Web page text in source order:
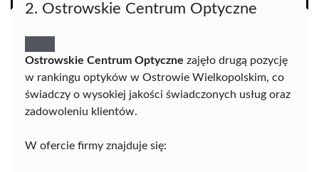
2. Ostrowskie Centrum Optyczne
Ostrowskie Centrum Optyczne zajęło drugą pozycję
w rankingu optyków w Ostrowie Wielkopolskim, co
świadczy o wysokiej jakości świadczonych usług oraz
zadowoleniu klientów.
W ofercie firmy znajduje się: